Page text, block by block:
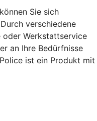
Sie sich
verschiedene
oder Werkstattservice
an Ihre Bedürfnisse
ist ein Produkt mit